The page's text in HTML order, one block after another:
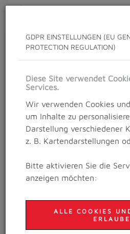
NEWS
Neuigkeiten rund um das
Festival
Details
17. Dezember 2019
JÄNNER 2020
GEÖFFNET!
GDPR EINSTELLUNGEN (EU
PROTECTION REGULATION)
Diese Site verwendet
Services.
Wir verwenden Cookies
um Inhalte zu
Darstellung verschiedener
z. B. Kartendarstellungen
Bitte aktivieren Sie die
anzeigen möchten:
ALLE COOKIES